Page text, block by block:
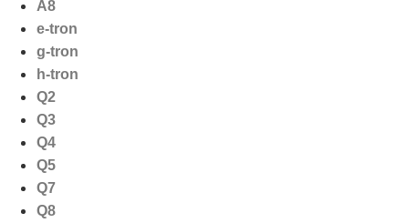
A8
e-tron
g-tron
h-tron
Q2
Q3
Q4
Q5
Q7
Q8